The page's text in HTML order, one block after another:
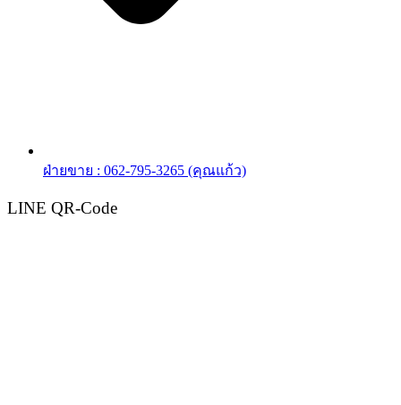
ฝ่ายขาย : 062-795-3265 (คุณแก้ว)
LINE QR-Code